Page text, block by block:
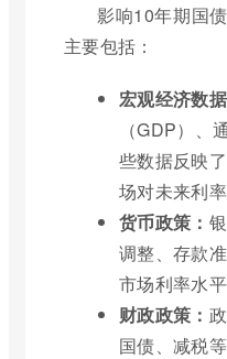
影响10年期国
主要包括：
宏观经济数
（GDP）、
些数据反映
场对未来利率
货币政策：
调整、存款
市场利率水平
财政政策：
国债、减税